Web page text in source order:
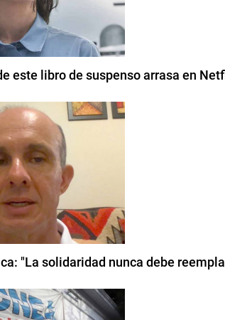
este libro de suspenso arrasa en
"La solidaridad nunca debe